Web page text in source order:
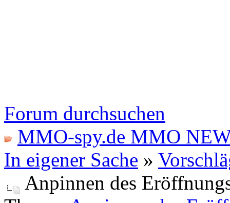
Forum durchsuchen
MMO-spy.de MMO
In eigener Sache »
Anpinnen des